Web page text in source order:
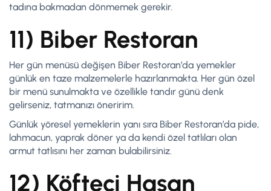
tadına bakmadan dönmemek gerekir.
11) Biber Restoran
Her gün menüsü değişen Biber Restoran’da yemekler
günlük en taze malzemelerle hazırlanmakta. Her gün özel
bir menü sunulmakta ve özellikle tandır günü denk
gelirseniz, tatmanızı öneririm.
Günlük yöresel yemeklerin yanı sıra Biber Restoran’da pide,
lahmacun, yaprak döner ya da kendi özel tatlıları olan
armut tatlısını her zaman bulabilirsiniz.
12) Köfteci Hasan